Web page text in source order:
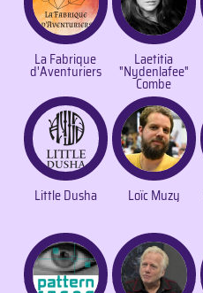
La Fabrique
d'Aventuriers
Laetitia
"Nydenlafee"
Combe
Little Dusha Loïc Muzy